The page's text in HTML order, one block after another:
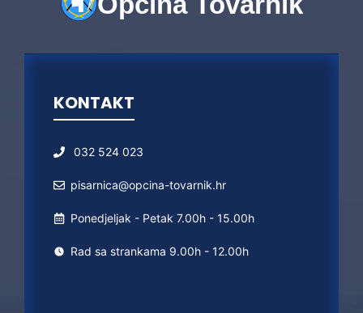
KONTAKT
032 524 023
pisarnica@opcina-tovarnik.hr
Ponedjeljak - Petak 7.00h - 15.00h
Rad sa strankama 9.00h - 12.00h